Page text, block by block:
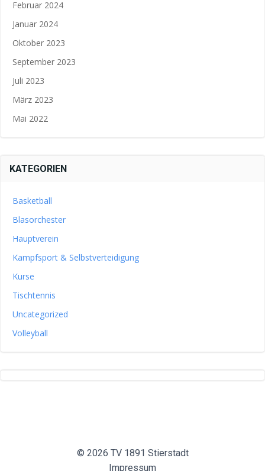
Februar 2024
Januar 2024
Oktober 2023
September 2023
Juli 2023
März 2023
Mai 2022
KATEGORIEN
Basketball
Blasorchester
Hauptverein
Kampfsport & Selbstverteidigung
Kurse
Tischtennis
Uncategorized
Volleyball
© 2026 TV 1891 Stierstadt
Impressum